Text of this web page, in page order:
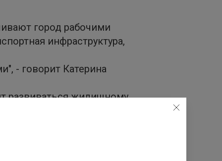
город рабочими
инфраструктура,
- говорит Катерина
развиваться жилищному